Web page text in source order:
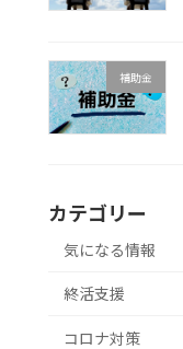
補助金
カテゴリー
気になる情報
終活支援
コロナ対策